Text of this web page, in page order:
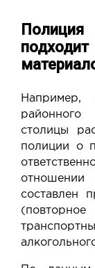
Например,
столицы
полиции о
отношении
составлен